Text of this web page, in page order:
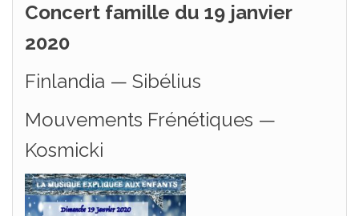
Concert famille du 19 janvier
2020
Finlandia — Sibélius
Mouvements Frénétiques —
Kosmicki